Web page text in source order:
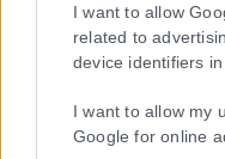
I want to allow
related to
device identifiers in
I want to allow my
Google for online
Η εταιρεία με την επωνυμία
επέκταση η ιστοσελίδα που
συμμορφώνονται με τη
αντιμετώπιση του